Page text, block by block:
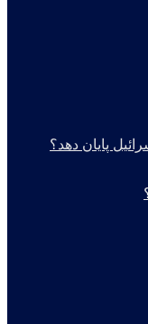
پایان دهد؟